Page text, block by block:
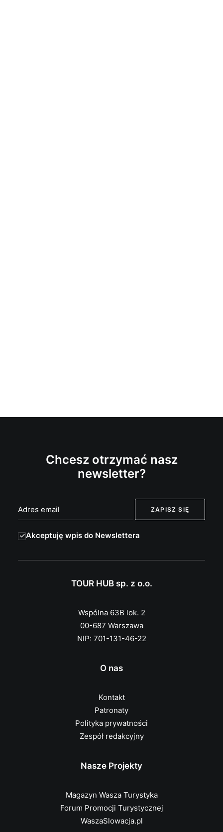
Chcesz otrzymać nasz
newsletter?
Akceptuję wpis do Newslettera
TOUR HUB sp. z o.o.
Wspólna 63B lok. 2
00-687 Warszawa
NIP: 701-131-46-22
O nas
Kontakt
Patronaty
Polityka prywatności
Zespół redakcyjny
Nasze Projekty
Magazyn Wasza Turystyka
Forum Promocji Turystycznej
WaszaSlowacja.pl